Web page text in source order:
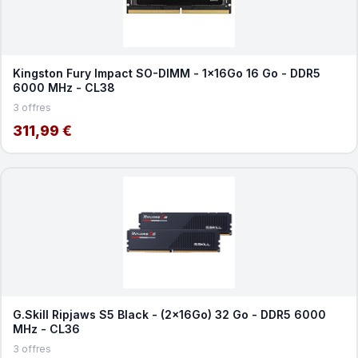
Kingston Fury Impact SO-DIMM - 1x16Go 16 Go - DDR5
6000 MHz - CL38
3 offres
311,99 €
G.Skill Ripjaws S5 Black - (2x16Go) 32 Go - DDR5 6000
MHz - CL36
3 offres